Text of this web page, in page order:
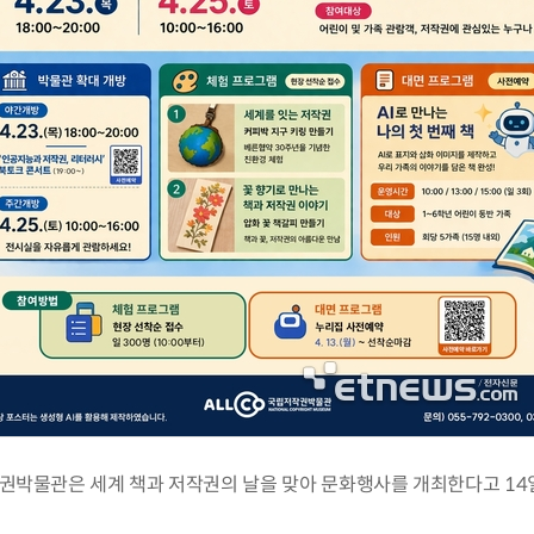
박물관은 세계 책과 저작권의 날을 맞아 문화행사를 개최한다고 14